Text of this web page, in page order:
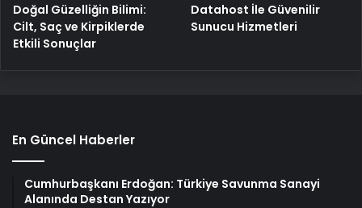
Doğal Güzelliğin Bilimi:
Cilt, Saç ve Kirpiklerde
Etkili Sonuçlar
Datahost İle Güvenilir
Sunucu Hizmetleri
En Güncel Haberler
Cumhurbaşkanı Erdoğan: Türkiye Savunma Sanayi
Alanında Destan Yazıyor